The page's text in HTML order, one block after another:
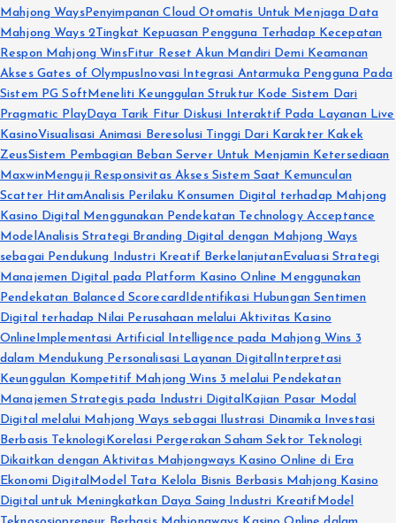
Mahjong WaysPenyimpanan Cloud Otomatis Untuk Menjaga Data
Mahjong Ways 2Tingkat Kepuasan Pengguna Terhadap Kecepatan
Respon Mahjong WinsFitur Reset Akun Mandiri Demi Keamanan
Akses Gates of Olympus Inovasi Integrasi Antarmuka Pengguna Pada
Sistem PG Soft Meneliti Keunggulan Struktur Kode Sistem Dari
Pragmatic PlayDaya Tarik Fitur Diskusi Interaktif Pada Layanan Live
KasinoVisualisasi Animasi Beresolusi Tinggi Dari Karakter Kakek
ZeusSistem Pembagian Beban Server Untuk Menjamin Ketersediaan
MaxwinMenguji Responsivitas Akses Sistem Saat Kemunculan
Scatter HitamAnalisis Perilaku Konsumen Digital terhadap Mahjong
Kasino Digital Menggunakan Pendekatan Technology Acceptance
Model Analisis Strategi Branding Digital dengan Mahjong Ways
sebagai Pendukung Industri Kreatif BerkelanjutanEvaluasi Strategi
Manajemen Digital pada Platform Kasino Online Menggunakan
Pendekatan Balanced Scorecard Identifikasi Hubungan Sentimen
Digital terhadap Nilai Perusahaan melalui Aktivitas Kasino
Online Implementasi Artificial Intelligence pada Mahjong Wins 3
dalam Mendukung Personalisasi Layanan Digital Interpretasi
Keunggulan Kompetitif Mahjong Wins 3 melalui Pendekatan
Manajemen Strategis pada Industri Digital Kajian Pasar Modal
Digital melalui Mahjong Ways sebagai Ilustrasi Dinamika Investasi
Berbasis Teknologi Korelasi Pergerakan Saham Sektor Teknologi
Dikaitkan dengan Aktivitas Mahjongways Kasino Online di Era
Ekonomi Digital Model Tata Kelola Bisnis Berbasis Mahjong Kasino
Digital untuk Meningkatkan Daya Saing Industri Kreatif Model